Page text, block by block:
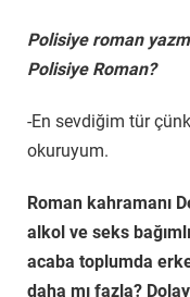
Polisiye roman
Polisiye Roman?
-En sevdiğim tür
okuruyum.
Roman kahramanı
alkol ve seks
acaba toplumda
daha mı fazla?